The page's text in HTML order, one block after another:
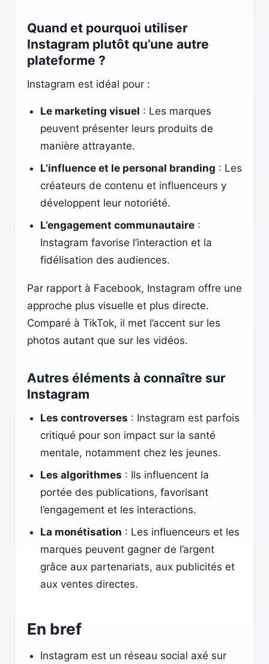
Quand et pourquoi utiliser
Instagram plutôt qu’une autre
plateforme ?
Instagram est idéal pour :
Le marketing visuel : Les marques
peuvent présenter leurs produits de
manière attrayante.
L’influence et le personal branding : Les
créateurs de contenu et influenceurs y
développent leur notoriété.
L’engagement communautaire :
Instagram favorise l’interaction et la
fidélisation des audiences.
Par rapport à Facebook, Instagram offre une
approche plus visuelle et plus directe.
Comparé à TikTok, il met l’accent sur les
photos autant que sur les vidéos.
Autres éléments à connaître sur
Instagram
Les controverses : Instagram est parfois
critiqué pour son impact sur la santé
mentale, notamment chez les jeunes.
Les algorithmes : Ils influencent la
portée des publications, favorisant
l’engagement et les interactions.
La monétisation : Les influenceurs et les
marques peuvent gagner de l’argent
grâce aux partenariats, aux publicités et
aux ventes directes.
En bref
Instagram est un réseau social axé sur